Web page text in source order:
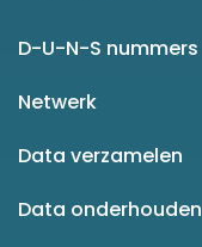
D-U-N-S nummers
Netwerk
Data verzamelen
Data onderhouden